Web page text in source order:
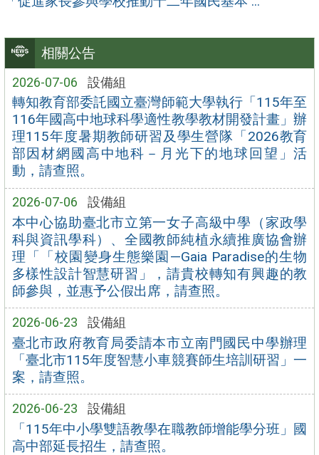
相關公告
2026-07-06 設備組
轉知教育部委託國立臺灣師範大學執行「115年至
116年國高中地球科學適性教學教材開發計畫」辦
理115年度暑期教師研習及學生營隊「2026教育
部因材網國高中地科－月光下的地球回望」活
動，請查照。
2026-07-06 設備組
本中心協助臺北市立第一女子高級中學（家政學
科與資訊學科）、全國教師純植永續推廣協會辦
理「「校園變身生態樂園—Gaia Paradise的生物
多樣性設計智慧研習」，請貴校轉知有興趣的教
師參與，並惠予公假出席，請查照。
2026-06-23 設備組
臺北市政府教育局委請本市立南門國民中學辦理
「臺北市115年度智慧小車競賽師生培訓研習」一
案，請查照。
2026-06-23 設備組
「115年中小學雙語教學在職教師增能學分班」國
高中部延長招生，請查照。